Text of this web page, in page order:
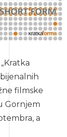
filmske
Gornjem
a